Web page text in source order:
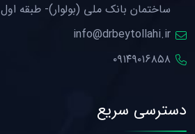
ساختمان بانک ملی (بولوار)- طبقه اول
info@drbeytollahi.ir
۰۹۱۴۹۰۱۶۸۵۸
دسترسی سریع